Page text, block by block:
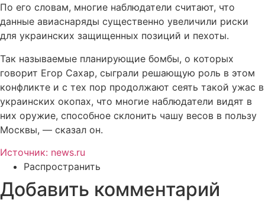
По его словам, многие наблюдатели считают, что
данные авиаснаряды существенно увеличили риски
для украинских защищенных позиций и пехоты.
Так называемые планирующие бомбы, о которых
говорит Егор Сахар, сыграли решающую роль в этом
конфликте и с тех пор продолжают сеять такой ужас в
украинских окопах, что многие наблюдатели видят в
них оружие, способное склонить чашу весов в пользу
Москвы, — сказал он.
Источник: news.ru
Распространить
Добавить комментарий